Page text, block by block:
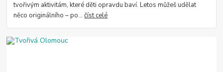
tvořivým aktivitám, které děti opravdu baví. Letos můžeš udělat
něco originálního – po...číst celé